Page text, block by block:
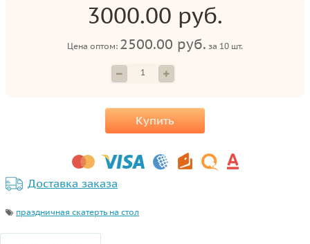
3000.00 руб.
Цена оптом: 2500.00 руб. за 10 шт.
Купить
Доставка заказа
праздничная скатерть на стол